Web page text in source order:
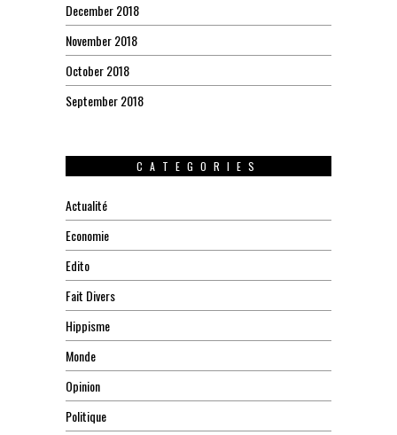
December 2018
November 2018
October 2018
September 2018
CATEGORIES
Actualité
Economie
Edito
Fait Divers
Hippisme
Monde
Opinion
Politique